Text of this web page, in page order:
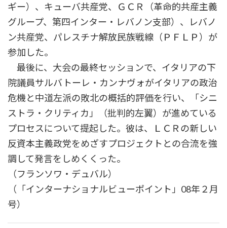
ギー）、キューバ共産党、ＧＣＲ（革命的共産主義
グループ、第四インター・レバノン支部）、レバノ
ン共産党、パレスチナ解放民族戦線（ＰＦＬＰ）が
参加した。
最後に、大会の最終セッションで、イタリアの下
院議員サルバトーレ・カンナヴォがイタリアの政治
危機と中道左派の敗北の概括的評価を行い、「シニ
ストラ・クリティカ」（批判的左翼）が進めている
プロセスについて提起した。彼は、ＬＣＲの新しい
反資本主義政党をめざすプロジェクトとの合流を強
調して発言をしめくくった。
（フランソワ・デュバル）
（「インターナショナルビューポイント」08年２月
号）